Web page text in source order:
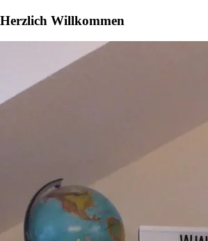
Herzlich Willkommen